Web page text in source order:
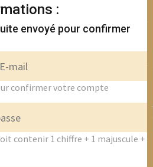
:
envoyé pour confirmer
confirmer votre compte
contenir 1 chiffre + 1 majuscule +